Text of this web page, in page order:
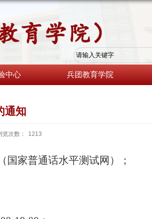
中心 兵团教育学院
通知
览次数： 1213
（国家普通话水平测试网）；